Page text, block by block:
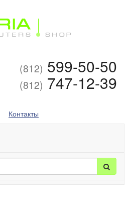
(812) 599-50-50
(812) 747-12-39
Контакты